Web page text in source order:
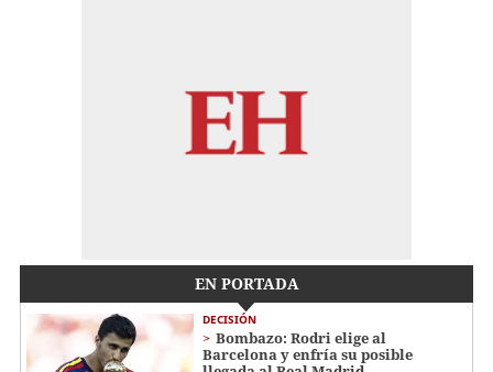
EN PORTADA
DECISIÓN
Bombazo: Rodri elige al
Barcelona y enfría su posible